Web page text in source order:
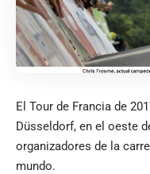
El Tour de Francia de
Düsseldorf, en el oeste
organizadores de la
mundo.